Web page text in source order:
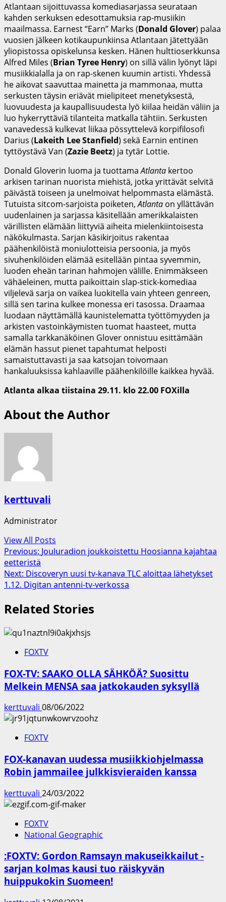
Atlantaan sijoittuvassa komediasarjassa seurataan
kahden serkuksen edesottamuksia rap-musiikin
maailmassa. Earnest “Earn” Marks (Donald Glover) palaa
vuosien jälkeen kotikaupunkiinsa Atlantaan jätettyään
yliopistossa opiskelunsa kesken. Hänen hulttioserkkunsa
Alfred Miles (Brian Tyree Henry) on sillä välin lyönyt läpi
musiikkialalla ja on rap-skenen kuumin artisti. Yhdessä
he aikovat saavuttaa mainetta ja mammonaa, mutta
serkusten täysin eriävät mielipiteet menetyksestä,
luovuudesta ja kaupallisuudesta lyö kiilaa heidän väliin ja
luo hykerryttäviä tilanteita matkalla tähtiin. Serkusten
vanavedessä kulkevat liikaa pössyttelevä korpifilosofi
Darius (Lakeith Lee Stanfield) sekä Earnin entinen
tyttöystävä Van (Zazie Beetz) ja tytär Lottie.
Donald Gloverin luoma ja tuottamaAtlanta kertoo
arkisen tarinan nuorista miehistä, jotka yrittävät selvitä
päivästä toiseen ja unelmoivat helpommasta elämästä.
Tutuista sitcom-sarjoista poiketen,Atlanta on yllättävän
uudenlainen ja sarjassa käsitellään amerikkalaisten
värillisten elämään liittyviä aiheita mielenkiintoisesta
näkökulmasta. Sarjan käsikirjoitus rakentaa
päähenkilöistä moniulotteisia persoonia, ja myös
sivuhenkilöiden elämää esitellään pintaa syvemmin,
luoden eheän tarinan hahmojen välille. Enimmäkseen
vähäeleinen, mutta paikoittain slap-stick-komediaa
viljelevä sarja on vaikea luokitella vain yhteen genreen,
sillä sen tarina kulkee monessa eri tasossa. Draamaa
luodaan näyttämällä kaunistelematta työttömyyden ja
arkisten vastoinkäymisten tuomat haasteet, mutta
samalla tarkkanäköinen Glover onnistuu esittämään
elämän hassut pienet tapahtumat helposti
samaistuttavasti ja saa katsojan toivomaan
hankaluuksissa kahlaaville päähenkilöille kaikkea hyvää.
Atlanta alkaa tiistaina 29.11. klo 22.00 FOXilla
About the Author
kerttuvali
Administrator
View All Posts
Post
navigation
Previous: Jouluradion joukkoistettu Hoosianna kajahtaa
eetteristä
Next: Discoveryn uusi tv-kanava TLC aloittaa lähetykset
1.12. Digitan antenni-tv-verkossa
Related Stories
FOXTV
FOX-TV: SAAKO OLLA SÄHKÖÄ? Suosittu
Melkein MENSA saa jatkokauden syksyllä
kerttuvali 08/06/2022
FOXTV
FOX-kanavan uudessa musiikkiohjelmassa
Robin jammailee julkkisvieraiden kanssa
kerttuvali 24/03/2022
FOXTV
National Geographic
:FOXTV: Gordon Ramsayn makuseikkailut -
sarjan kolmas kausi tuo räiskyvän
huippukokin Suomeen!